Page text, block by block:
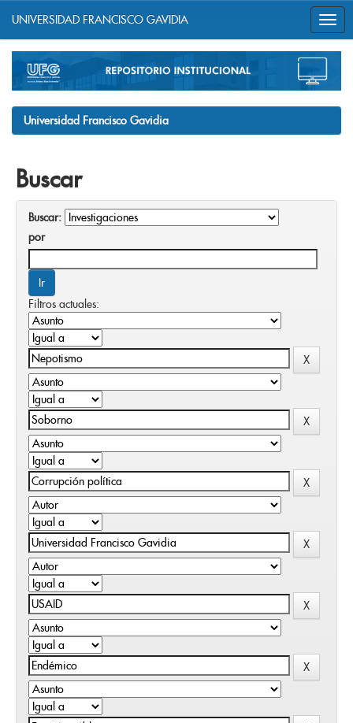
navigation
UNIVERSIDAD FRANCISCO GAVIDIA
Universidad Francisco Gavidia
Buscar
Buscar:
por
Filtros actuales: